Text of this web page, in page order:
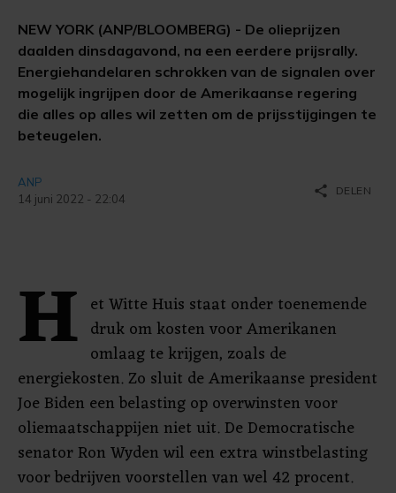
NEW YORK (ANP/BLOOMBERG) - De olieprijzen
daalden dinsdagavond, na een eerdere prijsrally.
Energiehandelaren schrokken van de signalen over
mogelijk ingrijpen door de Amerikaanse regering
die alles op alles wil zetten om de prijsstijgingen te
beteugelen.
ANP
14 juni 2022 - 22:04
share DELEN
H et Witte Huis staat onder toenemende
druk om kosten voor Amerikanen
omlaag te krijgen, zoals de
energiekosten. Zo sluit de Amerikaanse president
Joe Biden een belasting op overwinsten voor
oliemaatschappijen niet uit. De Democratische
senator Ron Wyden wil een extra winstbelasting
voor bedrijven voorstellen van wel 42 procent.